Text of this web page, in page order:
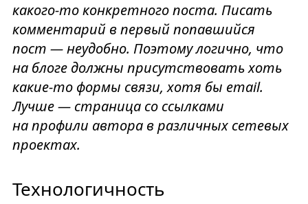
какого-то конкретного поста. Писать
комментарий в первый попавшийся
пост — неудобно. Поэтому логично, что
на блоге должны присутствовать хоть
какие-то формы связи, хотя бы email.
Лучше — страница со ссылками
на профили автора в различных сетевых
проектах.
Технологичность